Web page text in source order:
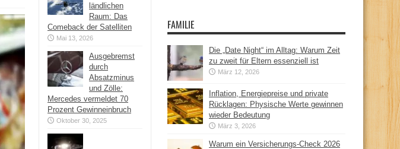
ländlichen
Raum: Das
Comeback der Satelliten
Mai 13, 2026
Ausgebremst
durch
Absatzminus
und Zölle:
Mercedes vermeldet 70
Prozent Gewinneinbruch
Oktober 30, 2025
FAMILIE
Die „Date Night“ im Alltag: Warum Zeit
zu zweit für Eltern essenziell ist
März 12, 2026
Inflation, Energiepreise und private
Rücklagen: Physische Werte gewinnen
wieder Bedeutung
März 3, 2026
Warum ein Versicherungs-Check 2026